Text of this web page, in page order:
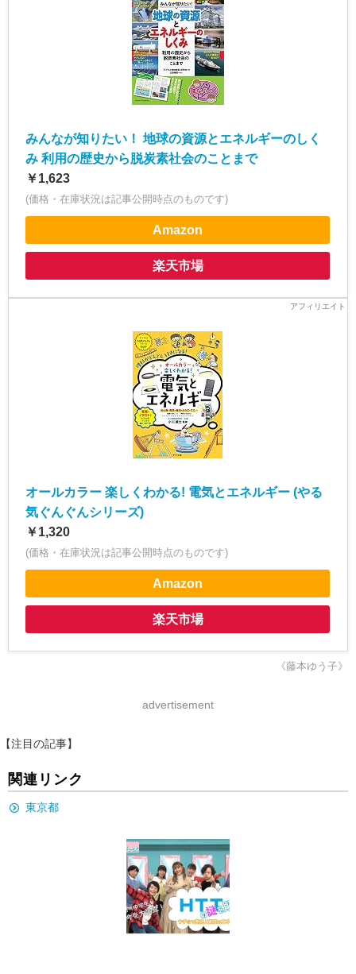
みんなが知りたい！ 地球の資源とエネルギーのしく
み 利用の歴史から脱炭素社会のことまで
￥1,623
(価格・在庫状況は記事公開時点のものです)
Amazon
楽天市場
オールカラー 楽しくわかる! 電気とエネルギー (やる
気ぐんぐんシリーズ)
￥1,320
(価格・在庫状況は記事公開時点のものです)
Amazon
楽天市場
《藤本ゆう子》
advertisement
【注目の記事】
関連リンク
東京都